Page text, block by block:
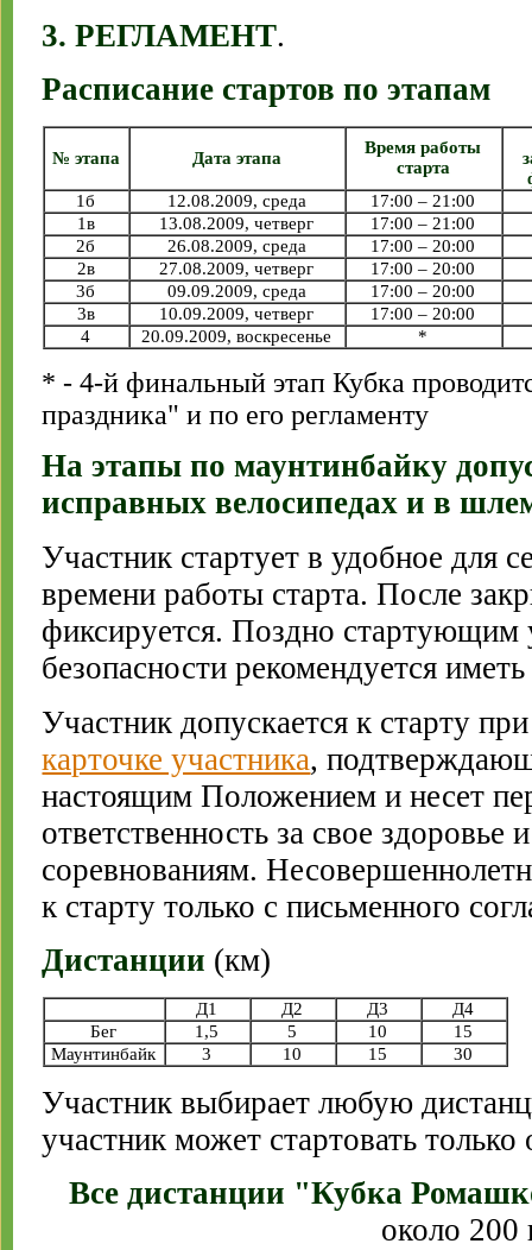
3. РЕГЛАМЕНТ.
Расписание стартов по этапам
№ этапа Дата этапа
Время работы
старта
1б
12.08.2009, среда
17:00 – 21:00
1в
13.08.2009, четверг
17:00 – 21:00
2б
26.08.2009, среда
17:00 – 20:00
2в
27.08.2009, четверг
17:00 – 20:00
3б
09.09.2009, среда
17:00 – 20:00
3в
10.09.2009, четверг
17:00 – 20:00
4
20.09.2009, воскресенье *
* - 4-й финальный этап Кубка
праздника" и по его регламенту
На этапы по маунтинбайку
исправных велосипедах и в
Участник стартует в удобное для
времени работы старта. После
фиксируется. Поздно стартующим
безопасности рекомендуется
Участник допускается к старту
карточке участника,
настоящим Положением и несет
ответственность за свое здоровье
соревнованиям.
к старту только с письменного
Дистанции (км)
Д1 Д2 Д3
Д4
Бег
1,5 5 10
15
Маунтинбайк
3 10 15 30
Участник выбирает любую
участник может стартовать только
Все дистанции "Кубка
около 200